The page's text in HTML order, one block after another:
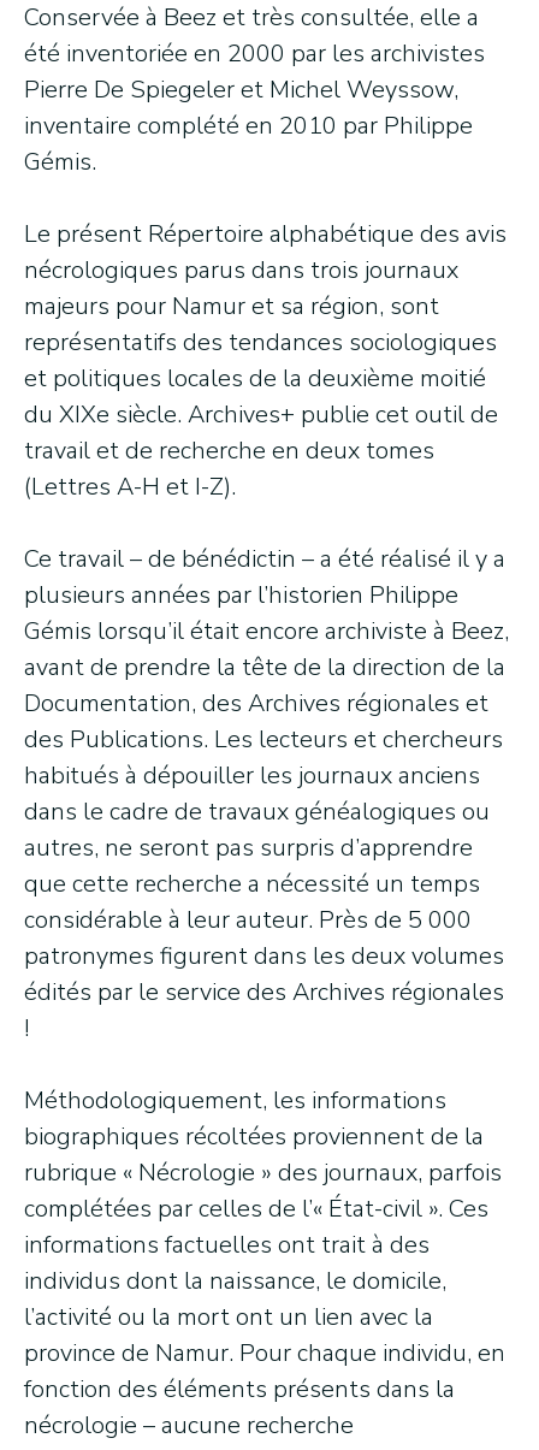
Conservée à Beez et très consultée, elle a
été inventoriée en 2000 par les archivistes
Pierre De Spiegeler et Michel Weyssow,
inventaire complété en 2010 par Philippe
Gémis.
Le présent Répertoire alphabétique des avis
nécrologiques parus dans trois journaux
majeurs pour Namur et sa région, sont
représentatifs des tendances sociologiques
et politiques locales de la deuxième moitié
du XIXe siècle. Archives+ publie cet outil de
travail et de recherche en deux tomes
(Lettres A-H et I-Z).
Ce travail – de bénédictin – a été réalisé il y a
plusieurs années par l’historien Philippe
Gémis lorsqu’il était encore archiviste à Beez,
avant de prendre la tête de la direction de la
Documentation, des Archives régionales et
des Publications. Les lecteurs et chercheurs
habitués à dépouiller les journaux anciens
dans le cadre de travaux généalogiques ou
autres, ne seront pas surpris d’apprendre
que cette recherche a nécessité un temps
considérable à leur auteur. Près de 5 000
patronymes figurent dans les deux volumes
édités par le service des Archives régionales
!
Méthodologiquement, les informations
biographiques récoltées proviennent de la
rubrique « Nécrologie » des journaux, parfois
complétées par celles de l’« État-civil ». Ces
informations factuelles ont trait à des
individus dont la naissance, le domicile,
l’activité ou la mort ont un lien avec la
province de Namur. Pour chaque individu, en
fonction des éléments présents dans la
nécrologie – aucune recherche